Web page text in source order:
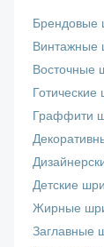
Брендовые
Винтажные
Восточные
Граффити
Детские
Жирные
Заглавные